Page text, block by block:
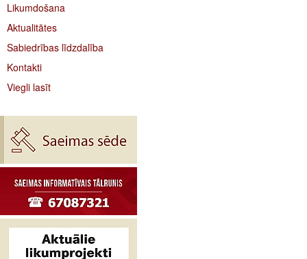
Likumdošana
Aktualitātes
Sabiedrības līdzdalība
Kontakti
Viegli lasīt